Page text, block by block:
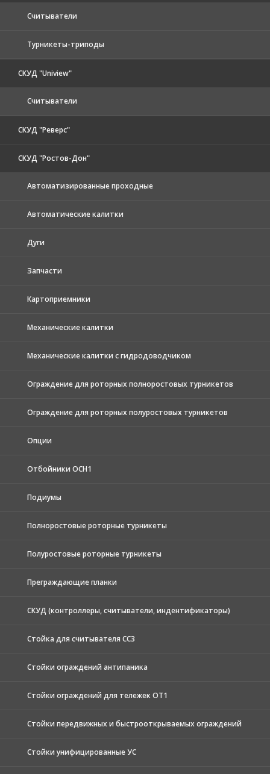
Считыватели
Турникеты-триподы
СКУД "Uniview"
Считыватели
СКУД "Реверс"
СКУД "Ростов-Дон"
Автоматизированные проходные
Автоматические калитки
Дуги
Запчасти
Картоприемники
Механические калитки
Механические калитки с гидродоводчиком
Ограждение для роторных полноростовых турникетов
Ограждение для роторных полуростовых турникетов
Опции
Отбойники ОСН1
Подиумы
Полноростовые роторные турникеты
Полуростовые роторные турникеты
Преграждающие планки
СКУД (контроллеры, считыватели, индентификаторы)
Стойка для считывателя СС3
Стойки ограждений антипаника
Стойки ограждений для тележек ОТ1
Стойки передвижных и быстрооткрываемых ограждений
Стойки унифицированные УС